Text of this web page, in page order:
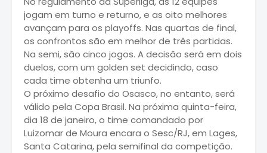
jogam em turno e returno, e as oito melhores
avançam para os playoffs. Nas quartas de final,
os confrontos são em melhor de três partidas.
Na semi, são cinco jogos. A decisão será em dois
duelos, com um golden set decidindo, caso
cada time obtenha um triunfo.
O próximo desafio do Osasco, no entanto, será
válido pela Copa Brasil. Na próxima quinta-feira,
dia 18 de janeiro, o time comandado por
Luizomar de Moura encara o Sesc/RJ, em Lages,
Santa Catarina, pela semifinal da competição.